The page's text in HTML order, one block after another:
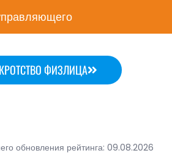
ФИЗЛИЦА
обновления рейтинга: 09.08.2026